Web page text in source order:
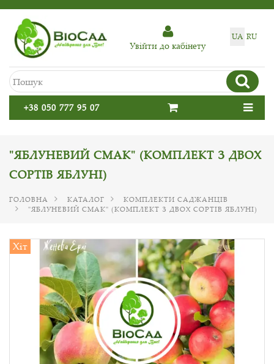
UA RU
Увiйти до кабiнету
+38 050 777 95 07
"ЯБЛУНЕВИЙ СМАК" (КОМПЛЕКТ З ДВОХ
СОРТІВ ЯБЛУНІ)
ГОЛОВНА КАТАЛОГ
КОМПЛЕКТИ САДЖАНЦІВ
"ЯБЛУНЕВИЙ СМАК" (КОМПЛЕКТ З ДВОХ СОРТІВ ЯБЛУНІ)
Хіт